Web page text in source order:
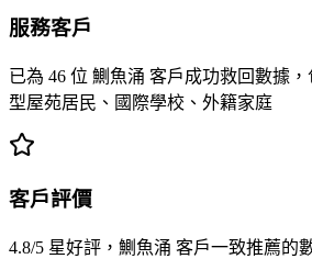
服務客戶
已為 46 位 鰂魚涌 客戶成功救回數據
型屋苑居民、國際學校、外籍家庭
客戶評價
4.8/5 星好評，鰂魚涌 客戶一致推薦的